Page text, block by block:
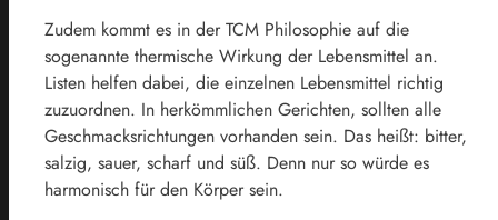
Zudem kommt es in der TCM Philosophie auf die
sogenannte thermische Wirkung der Lebensmittel an.
Listen helfen dabei, die einzelnen Lebensmittel richtig
zuzuordnen. In herkömmlichen Gerichten, sollten alle
Geschmacksrichtungen vorhanden sein. Das heißt: bitter,
salzig, sauer, scharf und süß. Denn nur so würde es
harmonisch für den Körper sein.